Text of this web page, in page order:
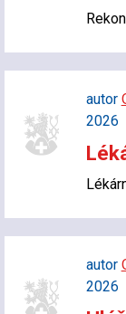
autor
2026
autor
2026